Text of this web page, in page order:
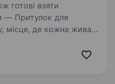
готові взяти
місце, де кожна жива
до доброї